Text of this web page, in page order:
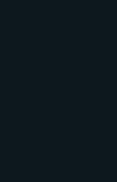
Recht erkannt:
Urteil des
vom 13. November
zu
39 der Mannheimer
Duisburg-
(Sammlung Seite 1636